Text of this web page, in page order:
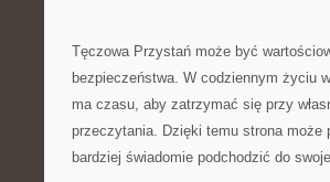
Tęczowa Przystań może być
bezpieczeństwa. W codziennym życiu
ma czasu, aby zatrzymać się przy
przeczytania. Dzięki temu strona może
bardziej świadomie podchodzić do